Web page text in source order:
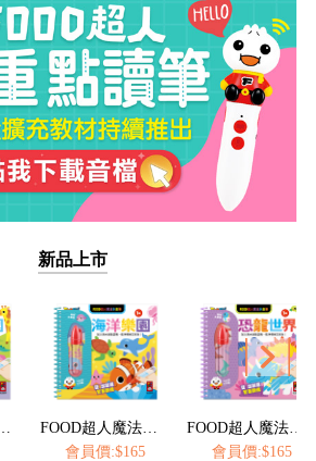
新品上市
FOOD超人魔法水畫筆-海洋樂園
會員價:$165
FOOD超人魔法水畫筆-恐龍世界
會員價:$165